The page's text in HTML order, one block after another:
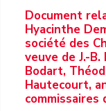
Document
Hyacinthe
société des
veuve de J.-
Bodart,
Hautecourt,